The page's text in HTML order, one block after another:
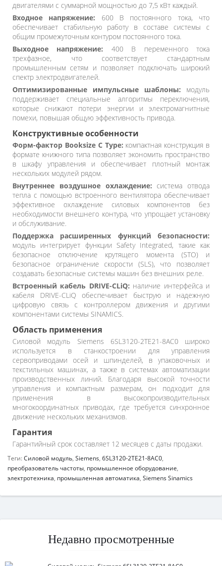
двигателями с суммарной мощностью до 7,5 кВт каждый.
Входное напряжение: 600 В постоянного тока, что
обеспечивает стабильную работу в составе системы с
общим промежуточным контуром постоянного тока.
Выходное напряжение: 400 В переменного тока
трехфазное, что соответствует стандартным
промышленным сетям и позволяет подключать широкий
спектр электродвигателей.
Оптимизированные импульсные шаблоны: модуль
поддерживает специальные алгоритмы переключения,
которые снижают потери энергии и электромагнитные
помехи, повышая общую эффективность привода.
Конструктивные особенности
Форм-фактор Booksize C Type: компактная конструкция в
формате книжного типа позволяет экономить пространство
в шкафу управления и обеспечивает плотный монтаж
нескольких модулей рядом.
Внутреннее воздушное охлаждение: система отвода
тепла с помощью встроенного вентилятора обеспечивает
эффективное охлаждение силовых компонентов без
необходимости внешнего контура, что упрощает установку
и обслуживание.
Поддержка расширенных функций безопасности:
модуль интегрирует функции Safety Integrated, такие как
безопасное отключение крутящего момента (STO) и
безопасное ограничение скорости (SLS), что позволяет
создавать безопасные системы машин без внешних реле.
Встроенный кабель DRIVE-CLiQ: наличие интерфейса и
кабеля DRIVE-CLiQ обеспечивает быструю и надежную
цифровую связь с контроллером движения и другими
компонентами системы SINAMICS.
Область применения
Силовой модуль Siemens 6SL3120-2TE21-8AC0 широко
используется в станкостроении для управления
сервоприводами осей и шпинделей, в упаковочных и
текстильных машинах, а также в системах автоматизации
производственных линий. Благодаря высокой точности
управления и компактным размерам, он подходит для
применения в высокопроизводительных
многокоординатных приводах, где требуется синхронное
движение нескольких механизмов.
Гарантия
Гарантийный срок составляет 12 месяцев с даты продажи.
Теги:Силовой модуль, Siemens, 6SL3120-2TE21-8AC0,
преобразователь частоты, промышленное оборудование,
электротехника, промышленная автоматика, Siemens Sinamics
Недавно просмотренные